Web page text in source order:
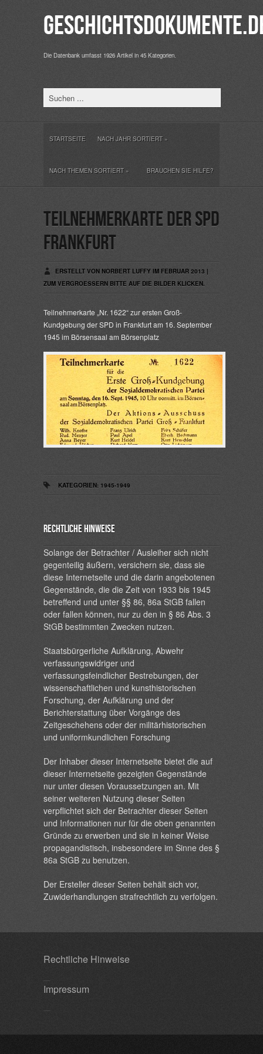
Die Datenbank umfasst 1926 Artikel in 45 Kategorien.
STARTSEITE NACH JAHR SORTIERT»
NACH THEMEN SORTIERT» BRAUCHEN SIE HILFE?
Teilnehmerkarte der SPD
Frankfurt
ERSTELLT VON NORBERT LUFFY IM FEBRUAR 2013 |
ZUM VERGROESSERN BITTE AUF DIE BILDER KLICKEN.
Teilnehmerkarte „Nr. 1622“ zur ersten Groß-
Kundgebung der SPD in Frankfurt am 16. September
1945 im Börsensaal am Börsenplatz
KATEGORIEN: 1945-1949
Rechtliche Hinweise
Solange der Betrachter / Ausleiher sich nicht
gegenteilig äußern, versichern sie, dass sie
diese Internetseite und die darin angebotenen
Gegenstände, die die Zeit von 1933 bis 1945
betreffend und unter §§ 86, 86a StGB fallen
oder fallen können, nur zu den in § 86 Abs. 3
StGB bestimmten Zwecken nutzen.
Staatsbürgerliche Aufklärung, Abwehr
verfassungswidriger und
verfassungsfeindlicher Bestrebungen, der
wissenschaftlichen und kunsthistorischen
Forschung, der Aufklärung und der
Berichterstattung über Vorgänge des
Zeitgeschehens oder der militärhistorischen
und uniformkundlichen Forschung
Der Inhaber dieser Internetseite bietet die auf
dieser Internetseite gezeigten Gegenstände
nur unter diesen Voraussetzungen an. Mit
seiner weiteren Nutzung dieser Seiten
verpflichtet sich der Betrachter dieser Seiten
und Informationen nur für die oben genannten
Gründe zu erwerben und sie in keiner Weise
propagandistisch, insbesondere im Sinne des §
86a StGB zu benutzen.
Der Ersteller dieser Seiten behält sich vor,
Zuwiderhandlungen strafrechtlich zu verfolgen.
Rechtliche Hinweise
Impressum